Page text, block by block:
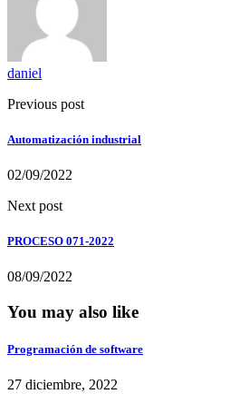
daniel
Previous post
Automatización industrial
02/09/2022
Next post
PROCESO 071-2022
08/09/2022
You may also like
Programación de software
27 diciembre, 2022